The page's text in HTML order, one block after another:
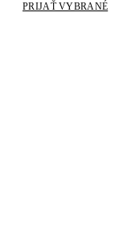
PRIJAŤ VYBRANÉ